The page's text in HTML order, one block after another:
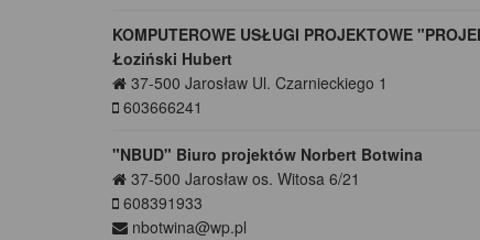
KOMPUTEROWE USŁUGI PROJEKTOWE
Łoziński Hubert
37-500 Jarosław Ul. Czarnieckiego 1
603666241
"NBUD" Biuro projektów Norbert Botwina
37-500 Jarosław os. Witosa 6/21
608391933
nbotwina@wp.pl